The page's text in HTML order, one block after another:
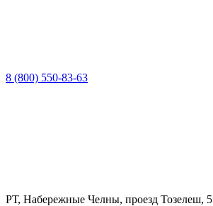
8 (800) 550-83-63
РТ, Набережные Челны, проезд Тозелеш, 5